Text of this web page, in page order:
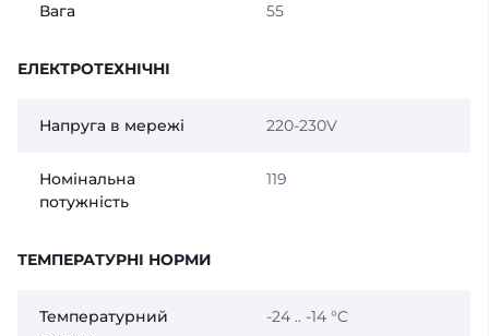
Вага 55
ЕЛЕКТРОТЕХНІЧНІ
Напруга в мережі 220-230V
Номінальна
потужність
119
ТЕМПЕРАТУРНІ НОРМИ
Температурний
-24 .. -14 °C